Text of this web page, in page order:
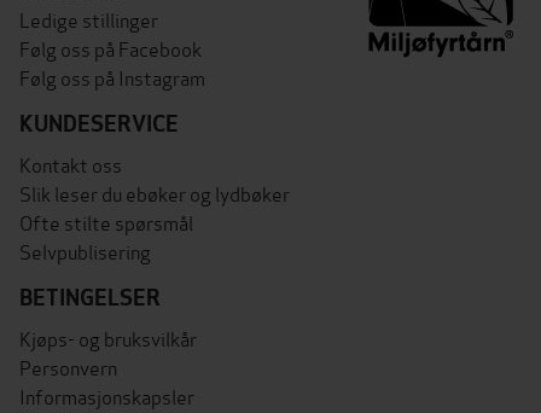
Ledige stillinger
Følg oss på Facebook
Følg oss på Instagram
KUNDESERVICE
Kontakt oss
Slik leser du ebøker og lydbøker
Ofte stilte spørsmål
Selvpublisering
BETINGELSER
Kjøps- og bruksvilkår
Personvern
Informasjonskapsler